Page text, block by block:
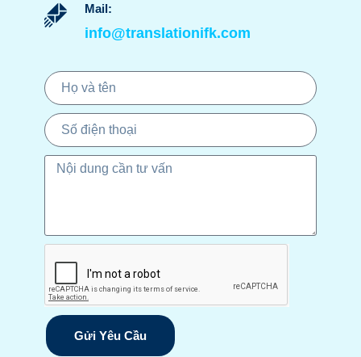
Mail:
info@translationifk.com
Gửi Yêu Cầu